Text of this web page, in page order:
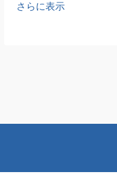
さらに表示